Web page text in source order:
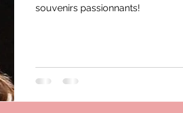
ZoneCulture 2024-2025 ZoneCulture
souvenirs passionnants!